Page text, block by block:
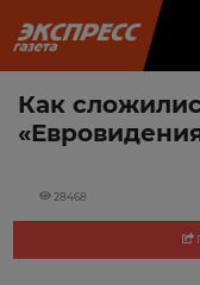
Как
28468